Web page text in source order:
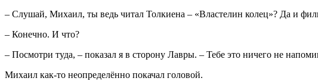
– Слушай, Михаил, ты ведь читал Толкиена – «Властелин колец»? Да и
– Конечно. И что?
– Посмотри туда, – показал я в сторону Лавры. – Тебе это ничего не
Михаил как-то неопределённо покачал головой.